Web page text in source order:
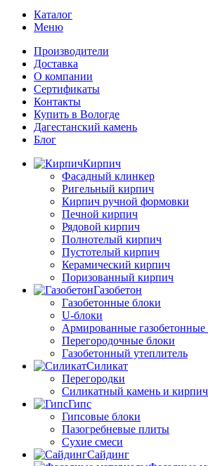
Каталог
Меню
Производители
Доставка
О компании
Сертификаты
Контакты
Купить в Вологде
Дагестанский камень
Блог
Кирпич
Фасадный клинкер
Ригельный кирпич
Кирпич ручной формовки
Печной кирпич
Рядовой кирпич
Полнотелый кирпич
Пустотелый кирпич
Керамический кирпич
Поризованный кирпич
Газобетон
Газобетонные блоки
U-блоки
Армированные
Перегородочные блоки
Газобетонный утеплитель
Силикат
Перегородки
Силикатный камень и кирпич
Гипс
Гипсовые блоки
Пазогребневые плиты
Сухие смеси
Сайдинг